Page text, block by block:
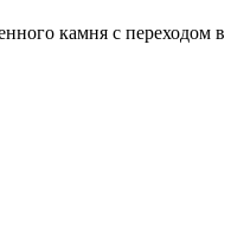
камня с переходом в